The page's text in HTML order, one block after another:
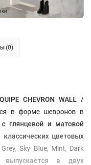
(0)
CHEVRON WALL /
в форме шевронов в
глянцевой и матовой
классических цветовых
Sky Blue, Mint, Dark
выпускается в двух